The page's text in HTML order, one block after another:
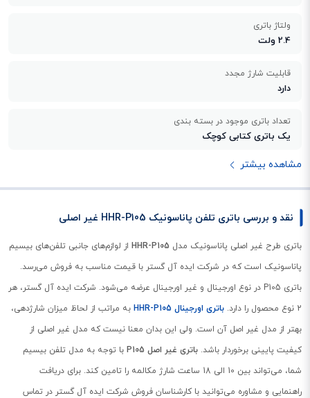
ولتاژ باتری
2.4 ولت
قابلیت شارژ مجدد
دارد
تعداد باتری موجود در بسته بندی
یک باتری کتابی کوچک
مشاهده بیشتر
نقد و بررسی باتری تلفن پاناسونیک HHR-P105 غیر اصلی
باتری طرح غیر اصلی پاناسونیک مدلHHR-P105از لوازم‌های جانبی تلفن‌های بیسیم
پاناسونیک است که در شرکت ایده‌ آل گستر با قیمت مناسب به فروش می‌رسد.
باتری P105 در نوع اورجینال و غیر اورجینال عرضه می‌شود. شرکت ایده آل گستر، هر
باتری اورجینال HHR-P105
به مراتب از لحاظ میزان شارژدهی،
بهتر از مدل غیر اصل آن است. ولی این بدان معنا نیست که مدل غیر اصلی از
کیفیت پایینی برخوردار باشد.باتری غیر اصل P105
با توجه به مدل تلفن بیسیم
شما، می‌تواند بین 10 الی 18 ساعت شارژ مکالمه را تامین کند. برای دریافت
راهنمایی و مشاوره می‌توانید با کارشناسان فروش شرکت ایده آل گستر در تماس